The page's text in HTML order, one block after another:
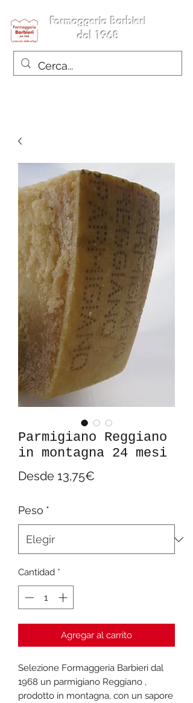
Formaggeria Barbieri
dal 1968
Parmigiano Reggiano
in montagna 24 mesi
Desde 13,75€
Peso *
Cantidad *
Agregar al carrito
Selezione Formaggeria Barbieri dal
1968 un parmigiano Reggiano ,
prodotto in montagna, con un sapore